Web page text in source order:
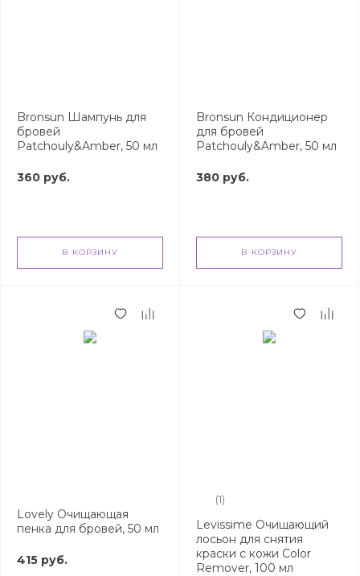
Bronsun Шампунь для
бровей
Patchouly&Amber, 50 мл
360 руб.
В КОРЗИНУ
Bronsun Кондиционер
для бровей
Patchouly&Amber, 50 мл
380 руб.
В КОРЗИНУ
Lovely Очищающая
пенка для бровей, 50 мл
415 руб.
(1)
Levissime Очищающий
лосьон для снятия
краски с кожи Color
Remover, 100 мл